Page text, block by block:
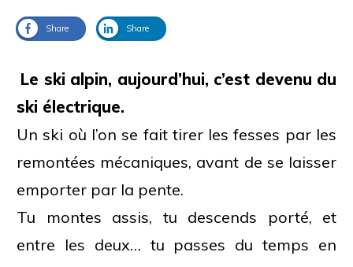
Share Share
Le ski alpin, aujourd’hui, c’est devenu du
ski électrique.
Un ski où l’on se fait tirer les fesses par les
remontées mécaniques, avant de se laisser
emporter par la pente.
Tu montes assis, tu descends porté, et
entre les deux… tu passes du temps en